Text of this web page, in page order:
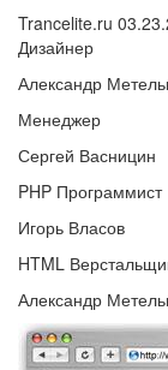
Trancelite.ru
Дизайнер
Александр
Менеджер
Сергей Васницин
PHP Программист
Игорь Власов
HTML
Александр